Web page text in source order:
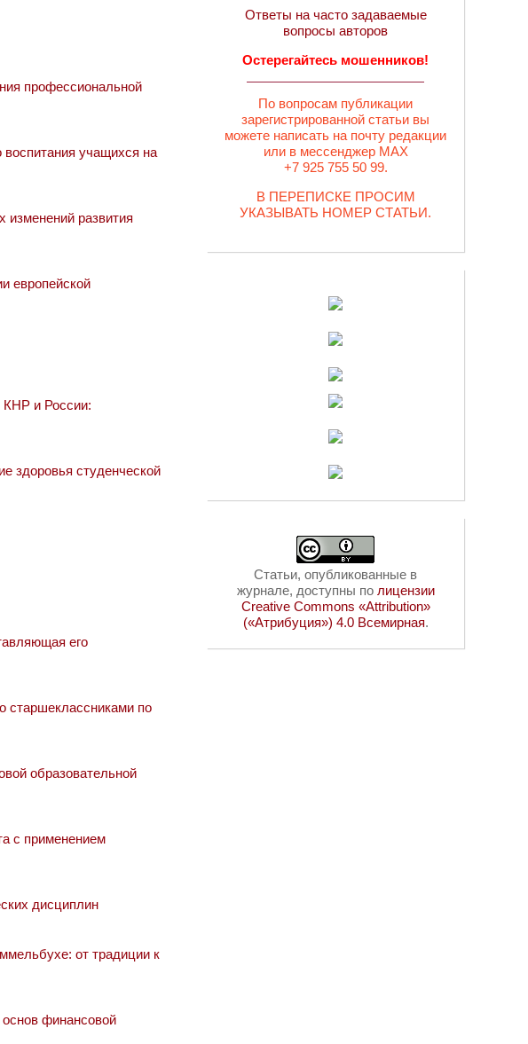
профессиональной
воспитания учащихся на
развития
европейской
КНР и России:
здоровья студенческой
его
старшеклассниками по
образовательной
с применением
дисциплин
от традиции к
финансовой
Ответы на часто задаваемые
вопросы авторов
Остерегайтесь мошенников!
По вопросам публикации
зарегистрированной статьи вы
можете написать на почту редакции
или в мессенджер MAX
+7 925 755 50 99.
В ПЕРЕПИСКЕ ПРОСИМ
УКАЗЫВАТЬ НОМЕР СТАТЬИ.
Статьи, опубликованные в
журнале, доступны по лицензии
Creative Commons «Attribution»
(«Атрибуция») 4.0 Всемирная.